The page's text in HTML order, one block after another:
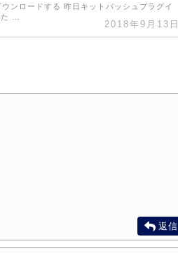
2018年9月13日
ンロードする 昨日キットバッシュプラグイ
…
返信